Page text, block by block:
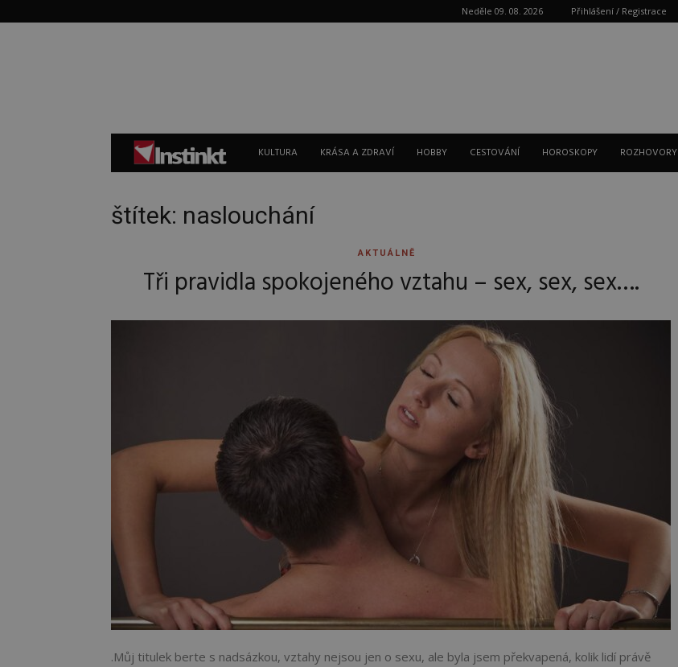
Neděle 09. 08. 2026 Přihlášení / Registrace
Instinkt
KULTURA KRÁSA A ZDRAVÍ HOBBY CESTOVÁNÍ HOROSKOPY ROZHOVORY
štítek: naslouchání
AKTUÁLNĚ
Tři pravidla spokojeného vztahu – sex, sex, sex….
.Můj titulek berte s nadsázkou, vztahy nejsou jen o sexu, ale byla jsem překvapená, kolik lidí právě